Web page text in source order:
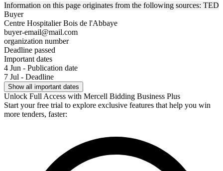
Information on this page originates from the following sources: TED
Buyer
Centre Hospitalier Bois de l'Abbaye
buyer-email@mail.com
organization number
Deadline passed
Important dates
4 Jun - Publication date
7 Jul - Deadline
Show all important dates
Unlock Full Access with Mercell Bidding Business Plus
Start your free trial to explore exclusive features that help you win
more tenders, faster: